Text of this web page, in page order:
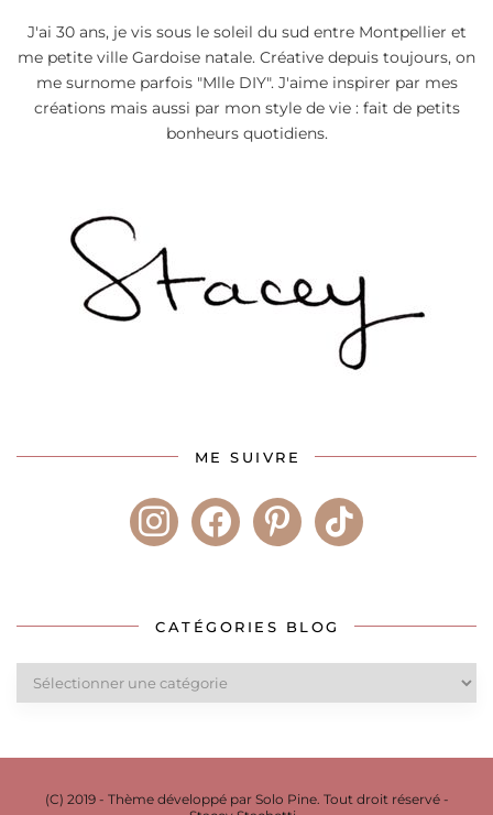
J'ai 30 ans, je vis sous le soleil du sud entre Montpellier et
me petite ville Gardoise natale. Créative depuis toujours, on
me surnome parfois "Mlle DIY". J'aime inspirer par mes
créations mais aussi par mon style de vie : fait de petits
bonheurs quotidiens.
ME SUIVRE
instagramfacebookpinteresttiktok
CATÉGORIES BLOG
Catégories
blog
(C) 2019 - Thème développé par Solo Pine. Tout droit réservé -